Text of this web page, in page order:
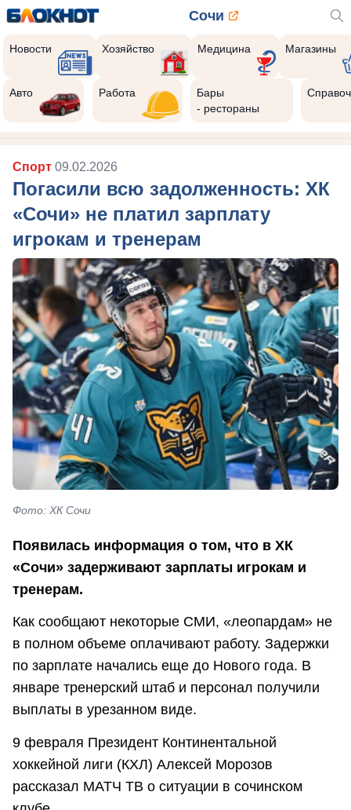
Сочи
Новости Хозяйство Медицина Магазины
Авто Работа
Бары
- рестораны
Спорт 09.02.2026
Погасили всю задолженность: ХК
«Сочи» не платил зарплату
игрокам и тренерам
Фото: ХК Сочи
Появилась информация о том, что в ХК
«Сочи» задерживают зарплаты игрокам и
тренерам.
Как сообщают некоторые СМИ, «леопардам» не
в полном объеме оплачивают работу. Задержки
по зарплате начались еще до Нового года. В
январе тренерский штаб и персонал получили
выплаты в урезанном виде.
9 февраля Президент Континентальной
хоккейной лиги (КХЛ) Алексей Морозов
рассказал МАТЧ ТВ о ситуации в сочинском